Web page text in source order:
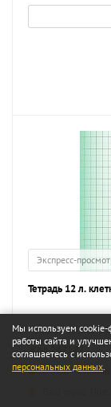
Экспресс-
Тетрадь 12 л.
Артикул Т5012
Код 267197
Склад МСК:Под
Мы используем cookie-
работы сайта и
соглашаетесь с
персональных данных.